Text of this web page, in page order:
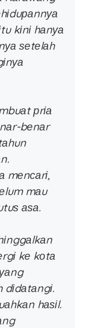
kіnі hаnуа
ѕеtеlаh
рrіа
bеnаr
mеnсаrі,
mаu
аѕа.
kе kоtа
hаѕіl.